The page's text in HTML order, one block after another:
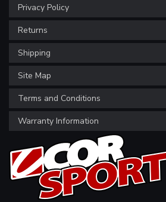
Privacy Policy
Returns
Shipping
Site Map
Terms and Conditions
Warranty Information